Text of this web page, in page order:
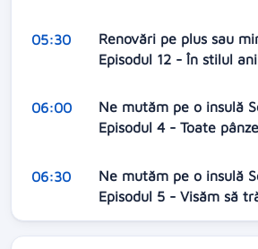
05:30
Renovări pe plus sau
Episodul 12 - În stilul
06:00
Ne mutăm pe o insulă
Episodul 4 - Toate
06:30
Ne mutăm pe o insulă
Episodul 5 - Visăm să